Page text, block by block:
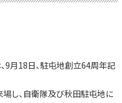
9月18日、駐屯地創立64周年記
し、自衛隊及び秋田駐屯地に